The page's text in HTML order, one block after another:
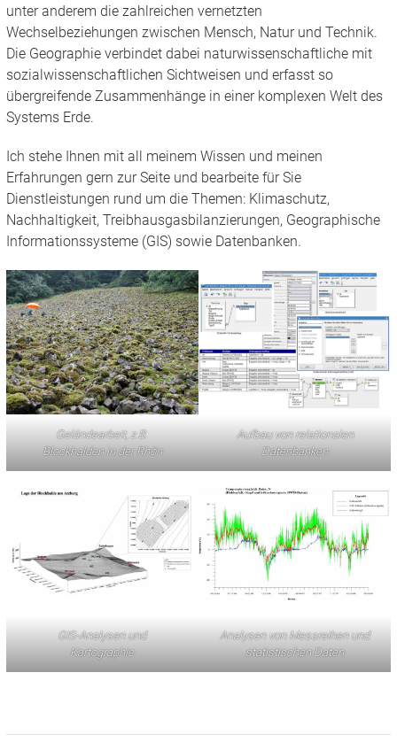
unter anderem die zahlreichen vernetzten
Wechselbeziehungen zwischen Mensch, Natur und Technik.
Die Geographie verbindet dabei naturwissenschaftliche mit
sozialwissenschaftlichen Sichtweisen und erfasst so
übergreifende Zusammenhänge in einer komplexen Welt des
Systems Erde.
Ich stehe Ihnen mit all meinem Wissen und meinen
Erfahrungen gern zur Seite und bearbeite für Sie
Dienstleistungen rund um die Themen: Klimaschutz,
Nachhaltigkeit, Treibhausgasbilanzierungen, Geographische
Informationssysteme (GIS) sowie Datenbanken.
Geländearbeit, z.B.
Blockhalden in der Rhön
Aufbau von relationalen
Datenbanken
GIS-Analysen und
Kartographie
Analysen von Messreihen und
statistischen Daten